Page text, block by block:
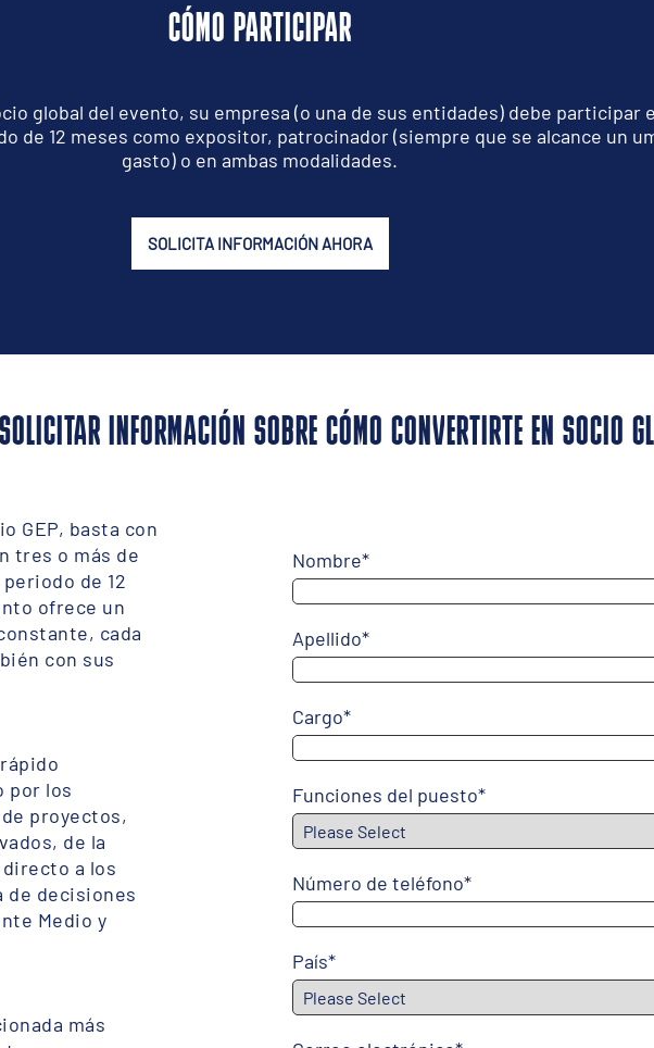
CÓMO PARTICIPAR
global del evento, su empresa (o una de sus entidades) debe participar
de 12 meses como expositor, patrocinador (siempre que se alcance un
gasto) o en ambas modalidades.
SOLICITA INFORMACIÓN AHORA
INFORMACIÓN SOBRE CÓMO CONVERTIRTE EN SOCIO
GEP, basta con
tres o más de
de 12
ofrece un
cada
con sus
por los
proyectos,
de la
a los
de decisiones
Medio y
más
Nombre*
Apellido*
Cargo*
Funciones del puesto*
Número de teléfono*
País*